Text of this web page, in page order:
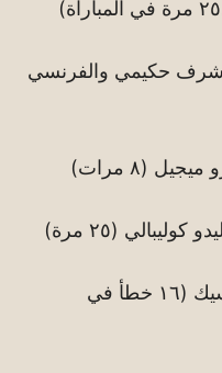
أشرف حكيمي والفرنسي
(٨ مرات)
(٢٥ مرة)
الأكثر حصولاً على أخطاء: المكسيك (١٦ خطأ في